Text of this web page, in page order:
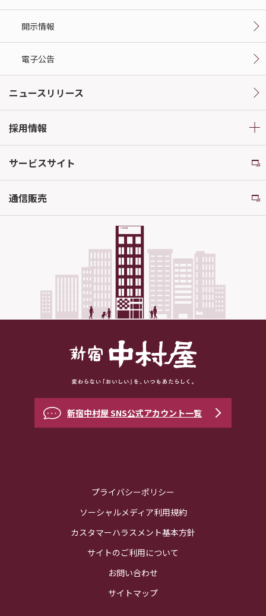
開示情報
電子公告
ニュースリリース
採用情報
サービスサイト
通信販売
新宿中村屋 SNS公式アカウント一覧
プライバシーポリシー
ソーシャルメディア利用規約
カスタマーハラスメント基本方針
サイトのご利用について
お問い合わせ
サイトマップ